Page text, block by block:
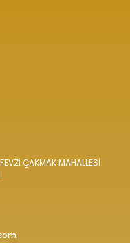
ÇAKMAK MAHALLESİ